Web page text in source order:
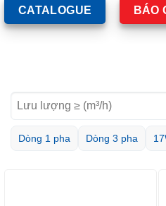
CATALOGUE BÁO
Dòng 1 pha Dòng 3 pha